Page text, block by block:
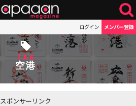
ログイン メンバー登録
TAG
空港
スポンサーリンク